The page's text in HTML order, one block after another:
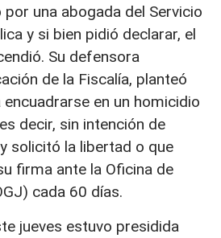
una abogada del Servicio
y si bien pidió declarar, el
Su defensora
de la Fiscalía, planteó
en un homicidio
decir, sin intención de
solicitó la libertad o que
firma ante la Oficina de
cada 60 días.
jueves estuvo presidida